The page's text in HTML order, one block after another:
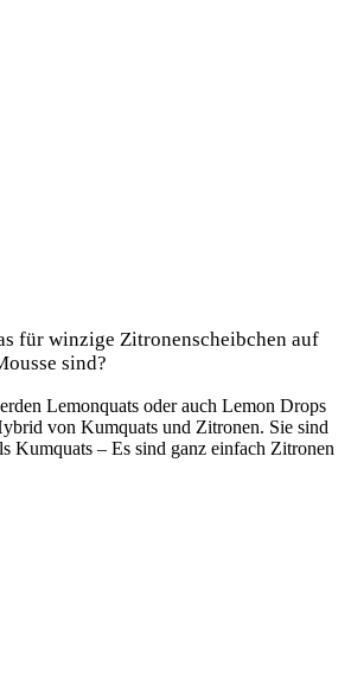
für winzige Zitronenscheibchen auf
sind?
Lemonquats oder auch Lemon Drops
von Kumquats und Zitronen. Sie sind
Kumquats – Es sind ganz einfach Zitronen